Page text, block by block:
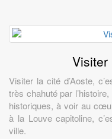
Visiter
Visiter la cité d’Aoste,
très chahuté par
historiques, à voir au
à la Louve capitoline,
ville.